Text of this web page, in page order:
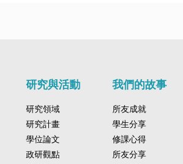
研究與活動
研究領域
研究計畫
學位論文
政研觀點
我們的故事
所友成就
學生分享
修課心得
所友分享